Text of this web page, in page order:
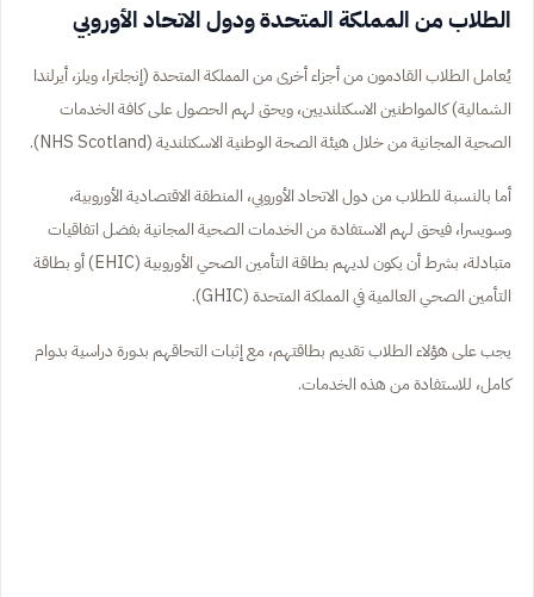
الطلاب من المملكة المتحدة ودول الاتحاد الأوروبي
يُعامل الطلاب القادمون من أجزاء أخرى من المملكة المتحدة (إنجلترا، ويلز، أيرلندا
الشمالية) كالمواطنين الاسكتلنديين، ويحق لهم الحصول على كافة الخدمات
الصحية المجانية من خلال هيئة الصحة الوطنية الاسكتلندية (NHS Scotland).
أما بالنسبة للطلاب من دول الاتحاد الأوروبي، المنطقة الاقتصادية الأوروبية،
وسويسرا، فيحق لهم الاستفادة من الخدمات الصحية المجانية بفضل اتفاقيات
متبادلة، بشرط أن يكون لديهم بطاقة التأمين الصحي الأوروبية (EHIC) أو بطاقة
التأمين الصحي العالمية في المملكة المتحدة (GHIC).
يجب على هؤلاء الطلاب تقديم بطاقتهم، مع إثبات التحاقهم بدورة دراسية بدوام
كامل، للاستفادة من هذه الخدمات.